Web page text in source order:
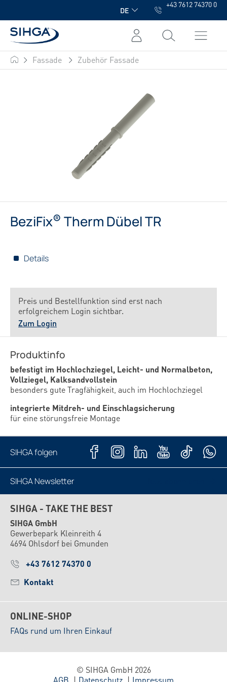
DE
+43 7612 74370 0
SIHGA Fassade Zubehör Fassade
BeziFix®Therm Dübel TR
Details
Preis und Bestellfunktion sind erst nach
erfolgreichem Login sichtbar.
Zum Login
Produktinfo
befestigt im Hochlochziegel, Leicht- und Normalbeton,
Vollziegel, Kalksandvollstein
besonders gute Tragfähigkeit, auch im Hochlochziegel
integrierte Mitdreh- und Einschlagsicherung
für eine störungsfreie Montage
SIHGA folgen
SIHGA Newsletter
SIHGA - TAKE THE BEST
SIHGA GmbH
Gewerbepark Kleinreith 4
4694 Ohlsdorf bei Gmunden
+43 7612 74370 0
Kontakt
ONLINE-SHOP
FAQs rund um Ihren Einkauf
© SIHGA GmbH 2026